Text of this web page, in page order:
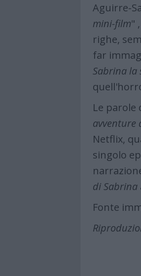
Aguirre-
mini-film"
righe,
far
Sabrina la
Le parole
avventure
Netflix,
singolo
di Sabrina
Fonte